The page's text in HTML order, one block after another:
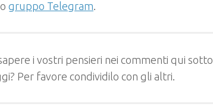
o gruppo Telegram
i vostri pensieri nei commenti qui sotto.
Per favore condividilo con gli altri.